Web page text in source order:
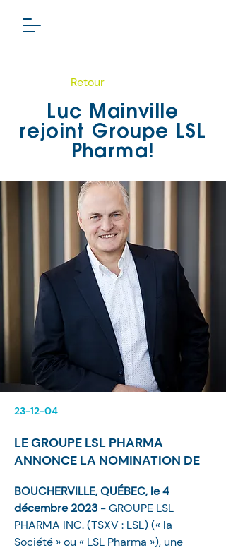
Retour
Luc Mainville
rejoint Groupe LSL
Pharma!
23-12-04
LE GROUPE LSL PHARMA
ANNONCE LA NOMINATION DE
BOUCHERVILLE, QUÉBEC, le 4
décembre 2023 - GROUPE LSL
PHARMA INC. (TSXV : LSL) (« la
Société » ou « LSL Pharma »), une